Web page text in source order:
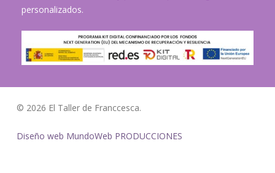
personalizados.
© 2026 El Taller de Franccesca.
Diseño web MundoWeb PRODUCCIONES